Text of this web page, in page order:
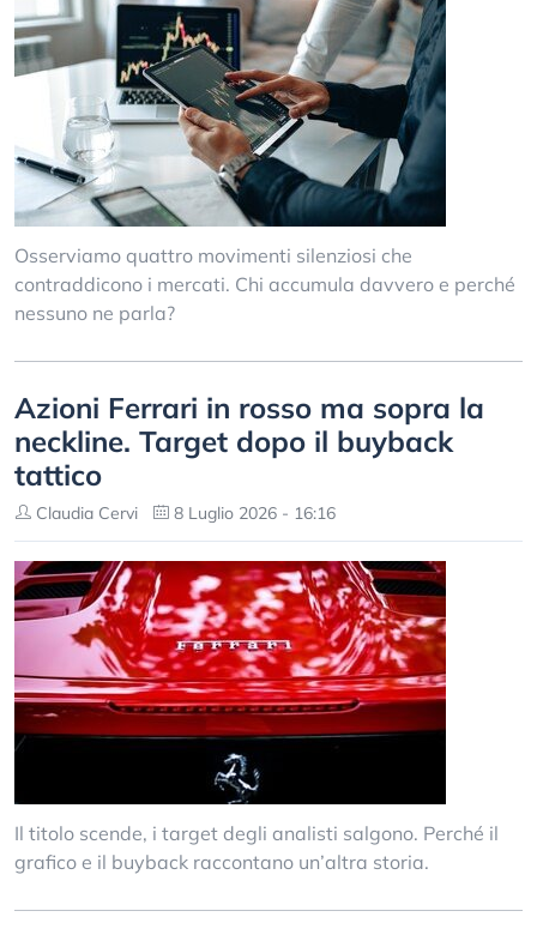
Osserviamo quattro movimenti silenziosi che
contraddicono i mercati. Chi accumula davvero e perché
nessuno ne parla?
Azioni Ferrari in rosso ma sopra la
neckline. Target dopo il buyback
tattico
Claudia Cervi 8 Luglio 2026 - 16:16
Il titolo scende, i target degli analisti salgono. Perché il
grafico e il buyback raccontano un’altra storia.